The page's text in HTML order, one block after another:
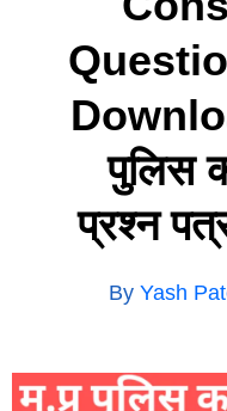
पुलिस
प्रश्न
By Yash